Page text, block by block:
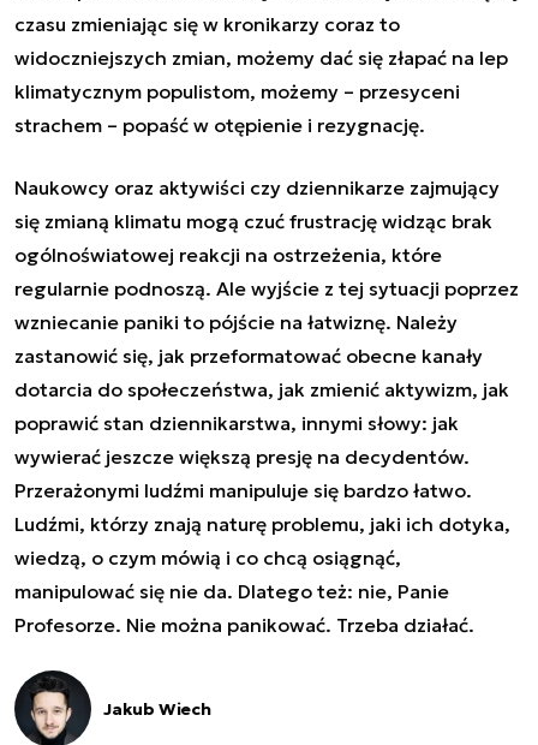
czasu zmieniając się w kronikarzy coraz to
widoczniejszych zmian, możemy dać się złapać na lep
klimatycznym populistom, możemy – przesyceni
strachem – popaść w otępienie i rezygnację.
Naukowcy oraz aktywiści czy dziennikarze zajmujący
się zmianą klimatu mogą czuć frustrację widząc brak
ogólnoświatowej reakcji na ostrzeżenia, które
regularnie podnoszą. Ale wyjście z tej sytuacji poprzez
wzniecanie paniki to pójście na łatwiznę. Należy
zastanowić się, jak przeformatować obecne kanały
dotarcia do społeczeństwa, jak zmienić aktywizm, jak
poprawić stan dziennikarstwa, innymi słowy: jak
wywierać jeszcze większą presję na decydentów.
Przerażonymi ludźmi manipuluje się bardzo łatwo.
Ludźmi, którzy znają naturę problemu, jaki ich dotyka,
wiedzą, o czym mówią i co chcą osiągnąć,
manipulować się nie da. Dlatego też: nie, Panie
Profesorze. Nie można panikować. Trzeba działać.
Jakub Wiech